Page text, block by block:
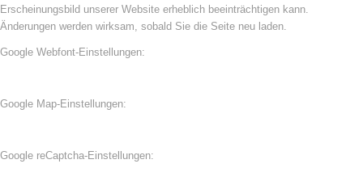
Erscheinungsbild unserer Website erheblich beeinträchtigen kann.
Änderungen werden wirksam, sobald Sie die Seite neu laden.
Google Webfont-Einstellungen:
Google Map-Einstellungen:
Google reCaptcha-Einstellungen: